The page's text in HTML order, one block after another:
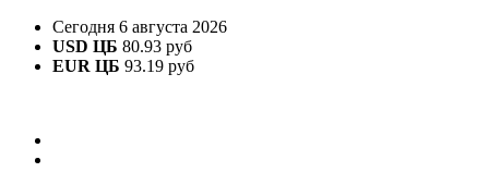
Сегодня 6 августа 2026
USD ЦБ 80.93 руб
EUR ЦБ 93.19 руб